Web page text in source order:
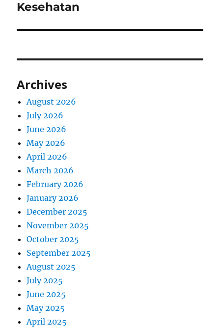
Kesehatan
Archives
August 2026
July 2026
June 2026
May 2026
April 2026
March 2026
February 2026
January 2026
December 2025
November 2025
October 2025
September 2025
August 2025
July 2025
June 2025
May 2025
April 2025